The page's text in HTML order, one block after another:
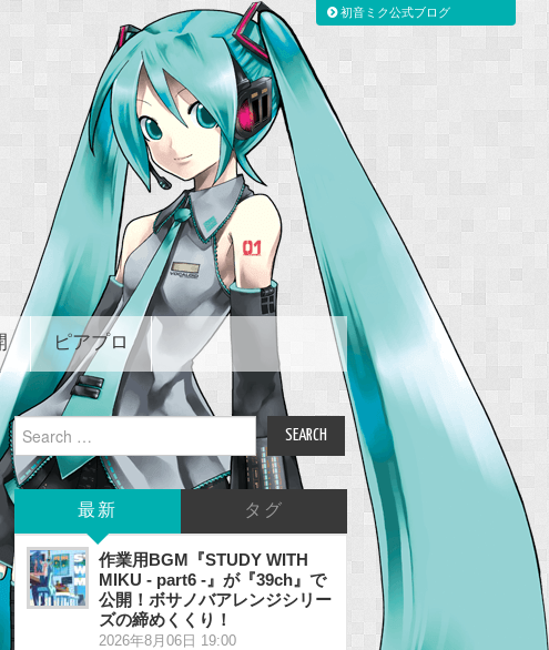
ピアプロ
Search
for:
最新 タグ
作業用BGM『STUDY WITH
MIKU - part6 -』が『39ch』で
公開！ボサノバアレンジシリー
ズの締めくくり！
2026年8月06日 19:00
初音ミク公式ブログ